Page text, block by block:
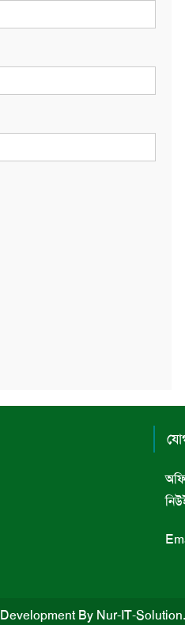
Development By Nur-IT-Solution.